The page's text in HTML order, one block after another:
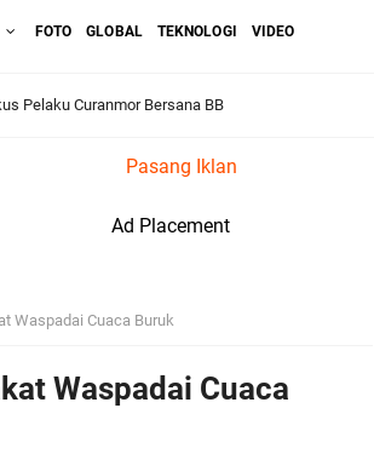
FOTO GLOBAL TEKNOLOGI VIDEO
Pelaku Curanmor Bersana BB
Selamatan Bendungan Meninting
Wilayah Ampenan
Lingkungan Taman Perkuat Sinergitas
Pasang Iklan
Ad Placement
Waspadai Cuaca Buruk
Waspadai Cuaca